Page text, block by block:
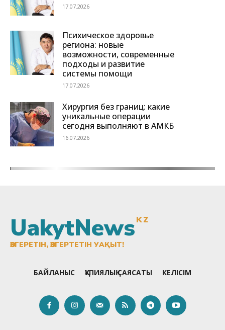
UakytNewsKZ
ӨЗГЕРЕТІН, ӨЗГЕРТЕТІН УАҚЫТ!
БАЙЛАНЫС ҚҰПИЯЛЫҚ САЯСАТЫ КЕЛІСІМ